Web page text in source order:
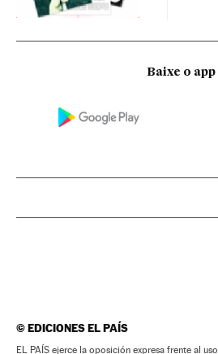
Baixe o app
©EDICIONES EL PAÍS
EL PAÍS ejerce la oposición expresa frente al